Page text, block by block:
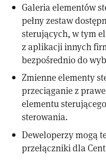
Galeria elementów
pełny zestaw
sterujących, w tym
z aplikacji innych
bezpośrednio do
Zmienne elementy
przeciąganie z
elementu
sterowania.
Deweloperzy mogą
przełączniki dla